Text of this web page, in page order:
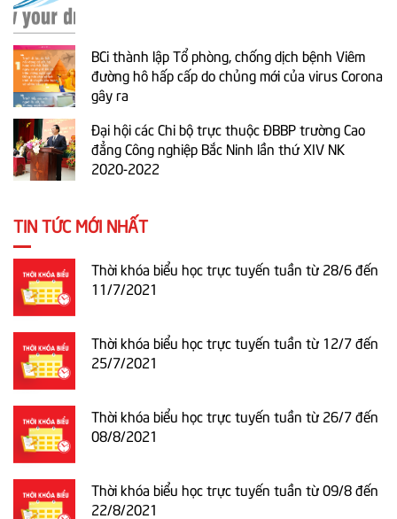
BCi thành lập Tổ phòng, chống dịch bệnh Viêm
đường hô hấp cấp do chủng mới của virus Corona
gây ra
Đại hội các Chi bộ trực thuộc ĐBBP trường Cao
đẳng Công nghiệp Bắc Ninh lần thứ XIV NK
2020-2022
TIN TỨC MỚI NHẤT
Thời khóa biểu học trực tuyến tuần từ 28/6 đến
11/7/2021
Thời khóa biểu học trực tuyến tuần từ 12/7 đến
25/7/2021
Thời khóa biểu học trực tuyến tuần từ 26/7 đến
08/8/2021
Thời khóa biểu học trực tuyến tuần từ 09/8 đến
22/8/2021